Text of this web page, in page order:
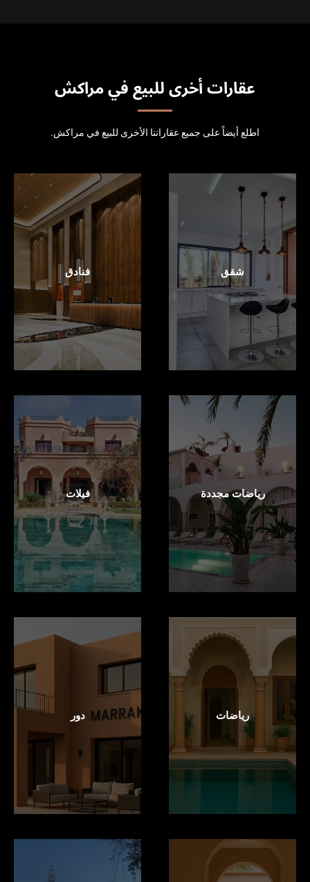
عقارات أخرى للبيع في مراكش
اطلع أيضاً على جميع عقاراتنا الأخرى للبيع في مراكش.
شقق فنادق
رياضات مجددة فيلات
رياضات دور